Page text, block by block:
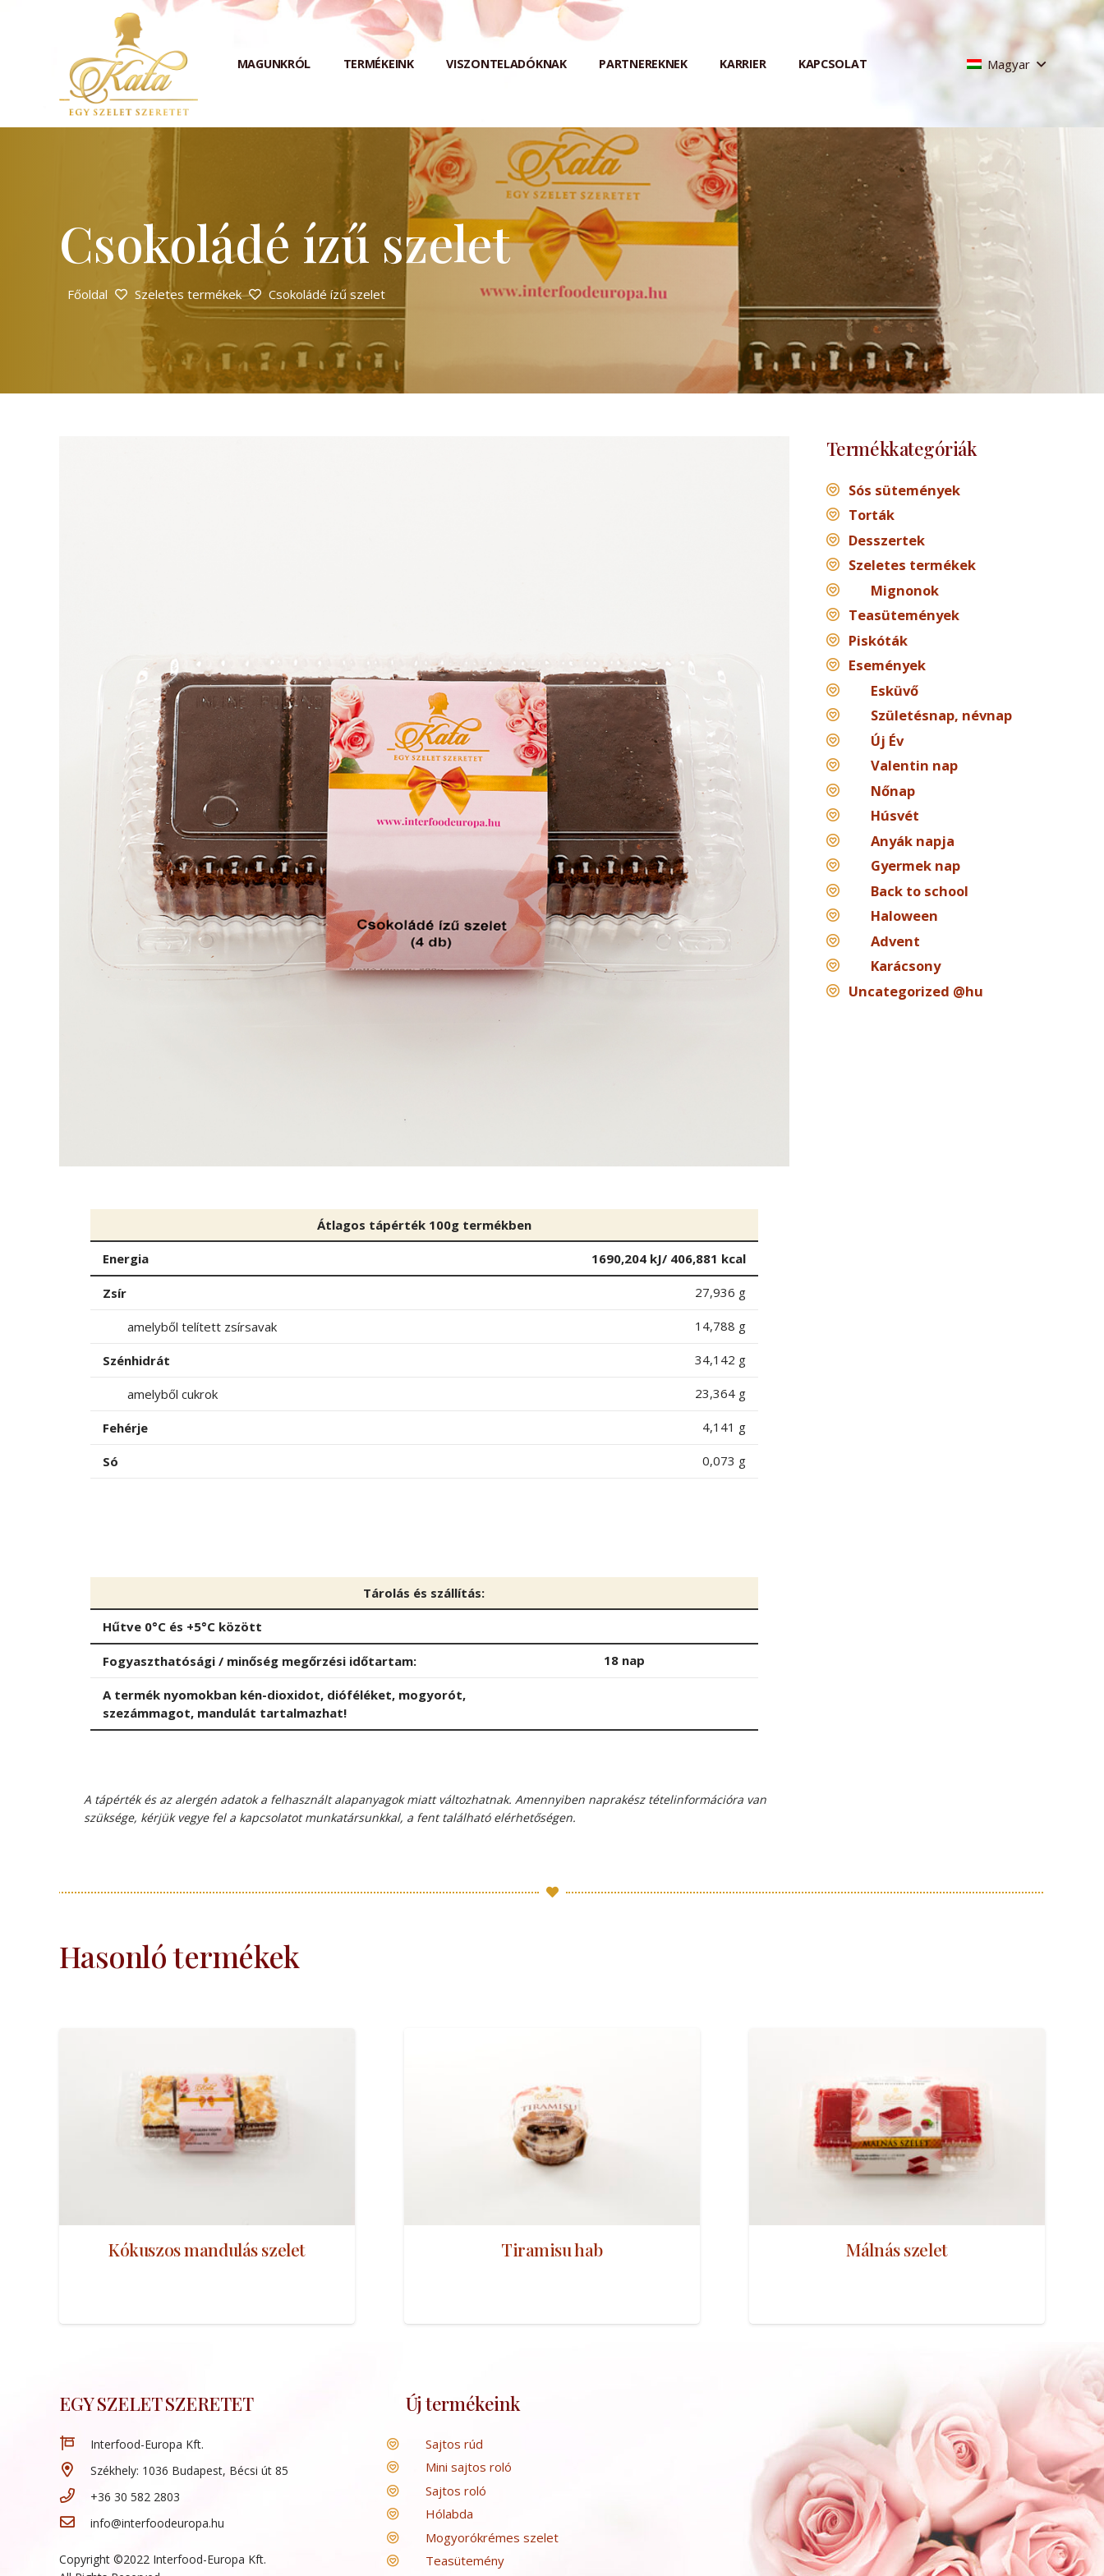
MAGUNKRÓL TERMÉKEINK VISZONTELADÓKNAK PARTNEREKNEK KARRIER KAPCSOLAT Magyar
Csokoládé ízű szelet
Főoldal Szeletes termékek Csokoládé ízű szelet
Átlagos tápérték 100g termékben
Energia 1690,204 kJ/ 406,881 kcal
Zsír 27,936 g
amelyből telített zsírsavak 14,788 g
Szénhidrát 34,142 g
amelyből cukrok 23,364 g
Fehérje 4,141 g
Só 0,073 g
Tárolás és szállítás:
Hűtve 0°C és +5°C között
Fogyaszthatósági / minőség megőrzési időtartam: 18 nap
A termék nyomokban kén-dioxidot, dióféléket, mogyorót,
szezámmagot, mandulát tartalmazhat!
A tápérték és az alergén adatok a felhasznált alapanyagok miatt változhatnak. Amennyiben naprakész tételinformációra van
szüksége, kérjük vegye fel a kapcsolatot munkatársunkkal, a fent található elérhetőségen.
Termékkategóriák
Sós sütemények
Torták
Desszertek
Szeletes termékek
Mignonok
Teasütemények
Piskóták
Események
Esküvő
Születésnap, névnap
Új Év
Valentin nap
Nőnap
Húsvét
Anyák napja
Gyermek nap
Back to school
Haloween
Advent
Karácsony
Uncategorized @hu
Hasonló termékek
Kókuszos mandulás szelet Tiramisu hab Málnás szelet
EGY SZELET SZERETET
Interfood-Europa Kft.
Székhely: 1036 Budapest, Bécsi út 85
+36 30 582 2803
info@interfoodeuropa.hu
Copyright ©2022 Interfood-Europa Kft.
Új termékeink
Sajtos rúd
Mini sajtos roló
Sajtos roló
Hólabda
Mogyorókrémes szelet
Teasütemény